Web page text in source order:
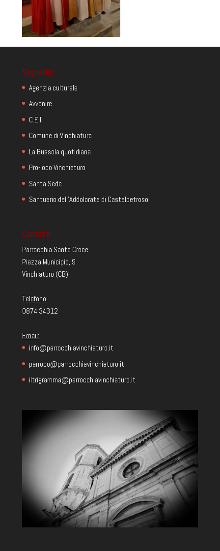
Segnalibri
Agenzia culturale
Avvenire
C.E.I.
Comune di Vinchiaturo
La Bussola quotidiana
Pro-loco Vinchiaturo
Santa Sede
Santuario dell'Addolorata di Castelpetroso
Contatti
Parrocchia Santa Croce
Piazza Municipio, 9
Vinchiaturo (CB)
Telefono:
0874 34312
Email:
info@parrocchiavinchiaturo.it
parroco@parrocchiavinchiaturo.it
iltrigramma@parrocchiavinchiaturo.it